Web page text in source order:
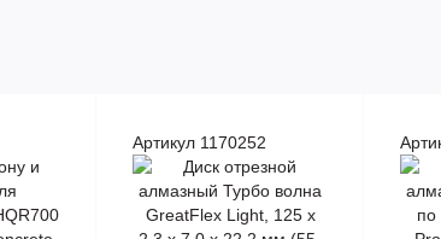
Артикул 1170252